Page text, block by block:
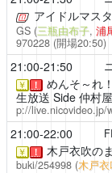
アイドルマス
GS (三瓶由布子, 浦
970228(開場20:50)
21:00-21:50
￥ ！ めんそ～れ
生放送 Side 仲村屋
p://live.nicovideo.jp/
21:00-22:00
￥ ！ 木戸衣吹の
buki/254998 (木戸衣